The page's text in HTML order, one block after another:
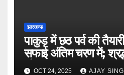
झारखण्ड
पाकुड़ में छठ पर्व की
सफाई अंतिम चरण में;
लोगOCT 24, 2025 AJAY